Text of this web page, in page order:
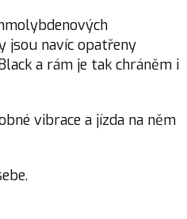
jsou navíc opatřeny
a rám je tak chráněm i
vibrace a jízda na něm